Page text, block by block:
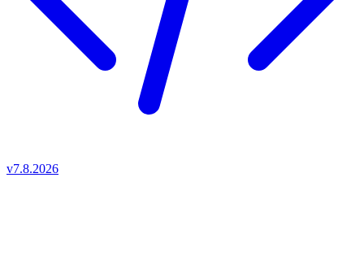
v7.8.2026